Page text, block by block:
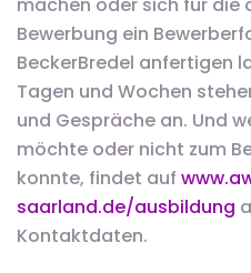
Bewerbung ein
BeckerBredel anfertigen
Tagen und Wochen
und Gespräche an. Und
möchte oder nicht zum
konnte, findet auf
saarland.de/ausbildung
Kontaktdaten.